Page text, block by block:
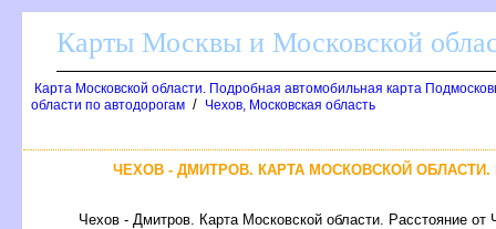
Карты Москвы и Московской
Карта Московской области. Подробная автомобильная карта
области по автодорогам / Чехов, Московская область
ЧЕХОВ - ДМИТРОВ. КАРТА МОСКОВСКОЙ
Чехов - Дмитров. Карта Московской области. Расстояние